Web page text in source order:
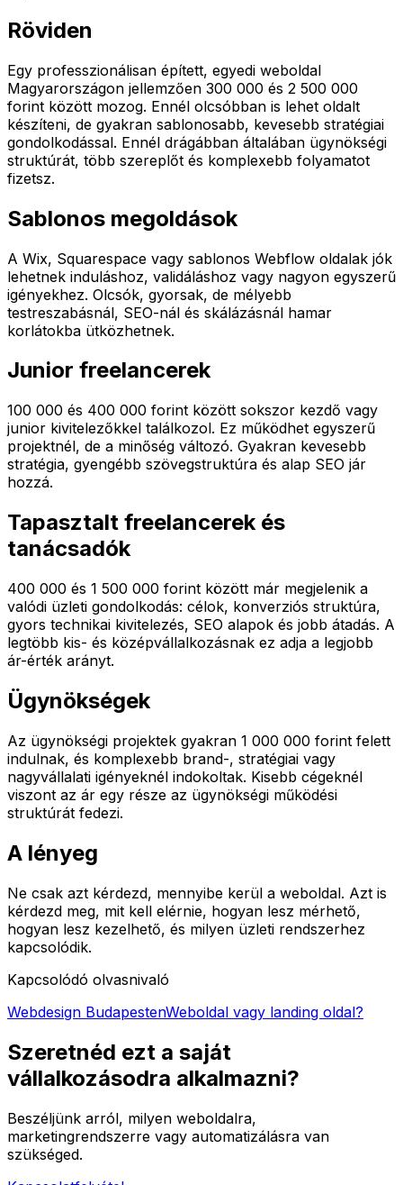
Röviden
Egy professzionálisan épített, egyedi weboldal
Magyarországon jellemzően 300 000 és 2 500 000
forint között mozog. Ennél olcsóbban is lehet oldalt
készíteni, de gyakran sablonosabb, kevesebb stratégiai
gondolkodással. Ennél drágábban általában ügynökségi
struktúrát, több szereplőt és komplexebb folyamatot
fizetsz.
Sablonos megoldások
A Wix, Squarespace vagy sablonos Webflow oldalak jók
lehetnek induláshoz, validáláshoz vagy nagyon egyszerű
igényekhez. Olcsók, gyorsak, de mélyebb
testreszabásnál, SEO-nál és skálázásnál hamar
korlátokba ütközhetnek.
Junior freelancerek
100 000 és 400 000 forint között sokszor kezdő vagy
junior kivitelezőkkel találkozol. Ez működhet egyszerű
projektnél, de a minőség változó. Gyakran kevesebb
stratégia, gyengébb szövegstruktúra és alap SEO jár
hozzá.
Tapasztalt freelancerek és
tanácsadók
400 000 és 1 500 000 forint között már megjelenik a
valódi üzleti gondolkodás: célok, konverziós struktúra,
gyors technikai kivitelezés, SEO alapok és jobb átadás. A
legtöbb kis- és középvállalkozásnak ez adja a legjobb
ár-érték arányt.
Ügynökségek
Az ügynökségi projektek gyakran 1 000 000 forint felett
indulnak, és komplexebb brand-, stratégiai vagy
nagyvállalati igényeknél indokoltak. Kisebb cégeknél
viszont az ár egy része az ügynökségi működési
struktúrát fedezi.
A lényeg
Ne csak azt kérdezd, mennyibe kerül a weboldal. Azt is
kérdezd meg, mit kell elérnie, hogyan lesz mérhető,
hogyan lesz kezelhető, és milyen üzleti rendszerhez
kapcsolódik.
Kapcsolódó olvasnivaló
Webdesign BudapestenWeboldal vagy landing oldal?
Szeretnéd ezt a saját
vállalkozásodra alkalmazni?
Beszéljünk arról, milyen weboldalra,
marketingrendszerre vagy automatizálásra van
szükséged.